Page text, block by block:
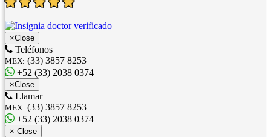
×Close
Teléfonos
MEX: (33) 3857 8253
+52 (33) 2038 0374
×Close
Llamar
MEX: (33) 3857 8253
+52 (33) 2038 0374
× Close